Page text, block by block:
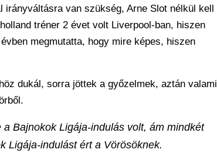
van szükség, Arne Slot nélkül kell
tréner 2 évet volt Liverpool-ban, hiszen
megmutatta, hogy mire képes, hiszen
dukál, sorra jöttek a győzelmek, aztán valami
Bajnokok Ligája-indulás volt, ám mindkét
Ligája-indulást ért a Vörösöknek.